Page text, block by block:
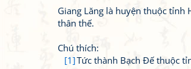
Giang Lăng là huyện thuộc tỉnh
thân thế.
Chú thích:
[1]Tức thành Bạch Đế thuộc